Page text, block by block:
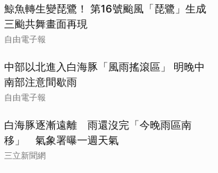
鯨魚轉生變琵鷺！ 第16號颱風「琵鷺」生成
三颱共舞畫面再現
自由電子報
中部以北進入白海豚「風雨搖滾區」 明晚中
南部注意間歇雨
自由電子報
白海豚逐漸遠離 雨還沒完「今晚雨區南
移」 氣象署曝一週天氣
三立新聞網